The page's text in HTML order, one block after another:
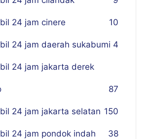
24 jam cinere 10
24 jam daerah sukabumi 4
24 jam jakarta derek
87
24 jam jakarta selatan 150
24 jam pondok indah 38